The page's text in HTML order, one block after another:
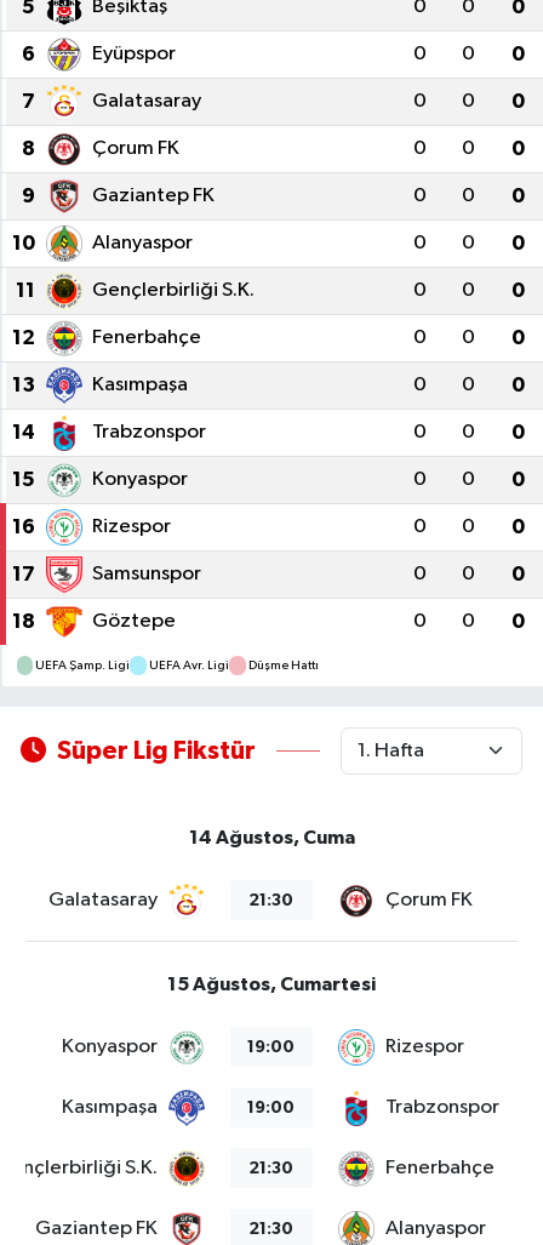
5 Beşiktaş 0 0 0
6 Eyüpspor 0 0 0
7 Galatasaray 0 0 0
8 Çorum FK 0 0 0
9 Gaziantep FK 0 0 0
10 Alanyaspor 0 0 0
11 Gençlerbirliği S.K. 0 0 0
12 Fenerbahçe 0 0 0
13 Kasımpaşa 0 0 0
14 Trabzonspor 0 0 0
15 Konyaspor 0 0 0
16 Rizespor 0 0 0
17 Samsunspor 0 0 0
18 Göztepe 0 0 0
UEFA Şamp. Ligi UEFA Avr. Ligi Düşme Hattı
Süper Lig Fikstür
14 Ağustos, Cuma
Galatasaray 21:30 Çorum FK
15 Ağustos, Cumartesi
Konyaspor 19:00 Rizespor
Kasımpaşa 19:00 Trabzonspor
S.K. 21:30 Fenerbahçe
Gaziantep FK 21:30 Alanyaspor